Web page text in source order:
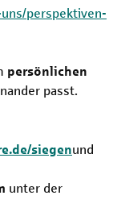
perspektiven-
persönlichen
passt.
siegenund
unter der